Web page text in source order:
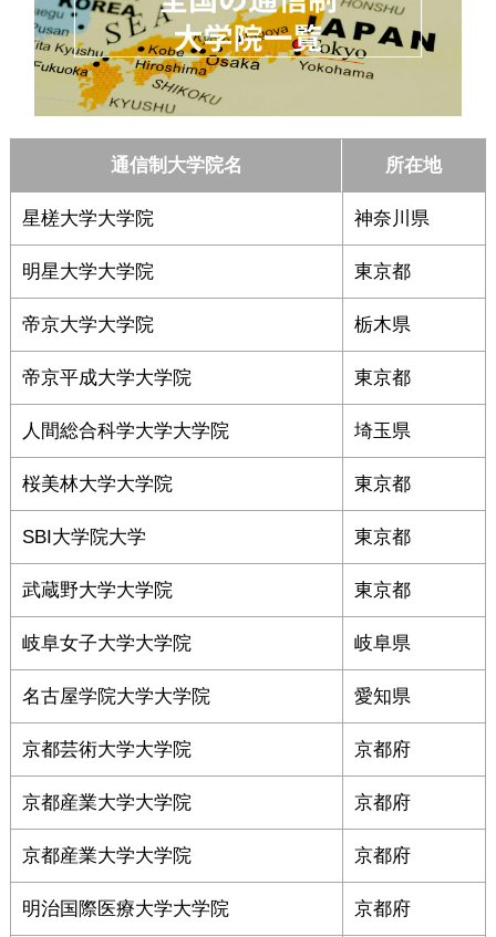
通信制大学院名 所在地
星槎大学大学院 神奈川県
明星大学大学院 東京都
帝京大学大学院 栃木県
帝京平成大学大学院 東京都
人間総合科学大学大学院 埼玉県
桜美林大学大学院 東京都
SBI大学院大学 東京都
武蔵野大学大学院 東京都
岐阜女子大学大学院 岐阜県
名古屋学院大学大学院 愛知県
京都芸術大学大学院 京都府
京都産業大学大学院 京都府
京都産業大学大学院 京都府
明治国際医療大学大学院 京都府